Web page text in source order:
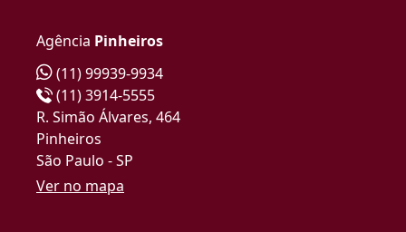
Agência Pinheiros
(11) 99939-9934
(11) 3914-5555
R. Simão Álvares, 464
Pinheiros
São Paulo - SP
Ver no mapa